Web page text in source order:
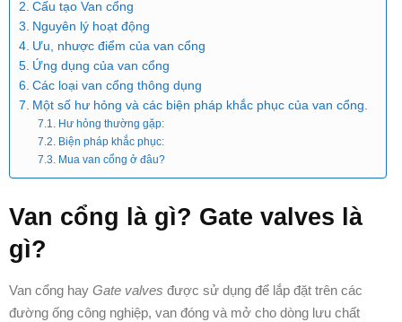
Cấu tạo Van cổng
Nguyên lý hoạt động
Ưu, nhược điểm của van cổng
Ứng dụng của van cổng
Các loại van cổng thông dụng
Một số hư hỏng và các biện pháp khắc phục của van cổng.
Hư hỏng thường gặp:
Biện pháp khắc phục:
Mua van cổng ở đâu?
Van cổng là gì? Gate valves là
gì?
Van cổng hay Gate valves được sử dụng để lắp đặt trên các
đường ống công nghiệp, van đóng và mở cho dòng lưu chất